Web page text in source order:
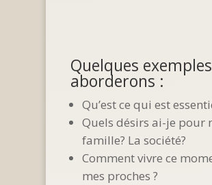
Quelques
aborderons :
Qu’est ce qui est
Quels désirs ai-je pour
famille? La société?
Comment vivre ce
mes proches ?